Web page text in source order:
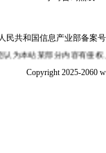
民共和国信息产业部备案
站某部分内容有侵权
Copyright 2025-2060